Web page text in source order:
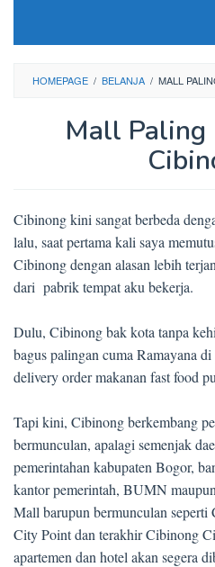
HOMEPAGE / BELANJA / MALL
Mall Paling
Cibinong kini sangat berbeda
lalu, saat pertama kali saya
Cibinong dengan alasan lebih
dari pabrik tempat aku bekerja.
Dulu, Cibinong bak kota tanpa
bagus palingan cuma Ramayana
delivery order makanan fast food
Tapi kini, Cibinong berkembang
bermunculan, apalagi semenjak
pemerintahan kabupaten Bogor,
kantor pemerintah, BUMN
Mall barupun bermunculan
City Point dan terakhir Cibinong
apartemen dan hotel akan segera